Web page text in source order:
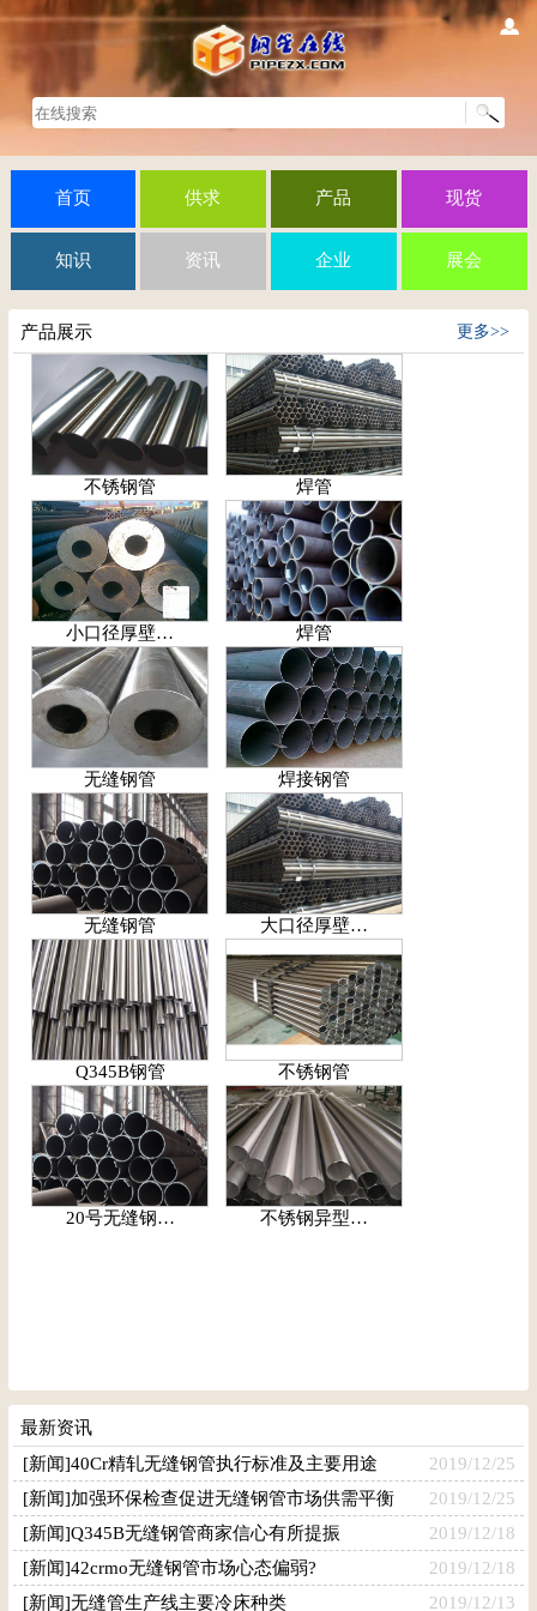
首页 供求 产品 现货
知识 资讯 企业 展会
产品展示 更多>>
不锈钢管 焊管
小口径厚壁… 焊管
无缝钢管 焊接钢管
无缝钢管 大口径厚壁…
Q345B钢管 不锈钢管
20号无缝钢… 不锈钢异型…
最新资讯
[新闻]40Cr精轧无缝钢管执行标准及主要用途
2019/12/25
[新闻]加强环保检查促进无缝钢管市场供需平衡
2019/12/25
[新闻]Q345B无缝钢管商家信心有所提振
2019/12/18
[新闻]42crmo无缝钢管市场心态偏弱?
2019/12/18
[新闻]无缝管生产线主要冷床种类
2019/12/13